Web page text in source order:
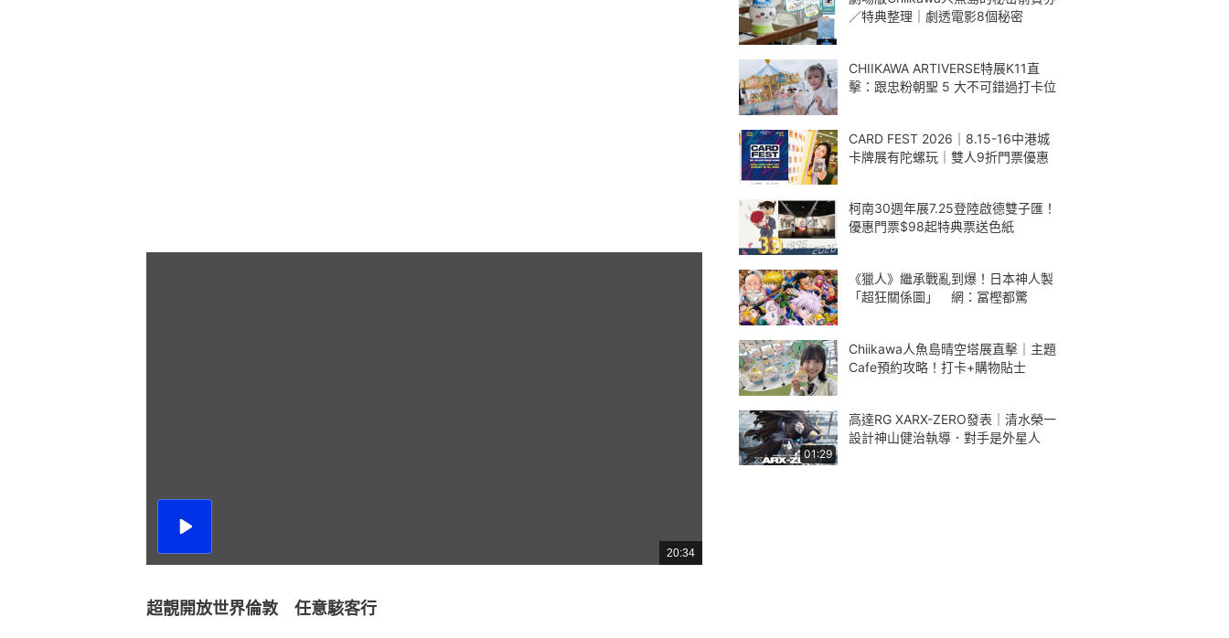
播
總
共
20:34
超靚開放世界倫敦　任意駭客行
／特典整理｜劇透電影8個秘密
CHIIKAWA ARTIVERSE特展K11直
擊：跟忠粉朝聖 5 大不可錯過打卡位
CARD FEST 2026｜8.15-16中港城
卡牌展有陀螺玩｜雙人9折門票優惠
柯南30週年展7.25登陸啟德雙子匯！
優惠門票$98起特典票送色紙
《獵人》繼承戰亂到爆！日本神人製
「超狂關係圖」 網：冨樫都驚
Chiikawa人魚島晴空塔展直擊｜主題
Cafe預約攻略！打卡+購物貼士
01:29
高達RG XARX-ZERO發表｜清水榮一
設計神山健治執導．對手是外星人